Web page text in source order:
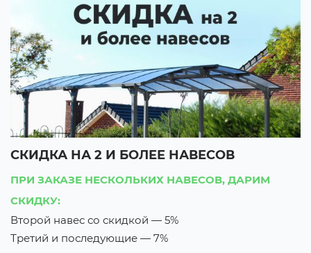
СКИДКА НА 2 И БОЛЕЕ НАВЕСОВ
ПРИ ЗАКАЗЕ НЕСКОЛЬКИХ НАВЕСОВ, ДАРИМ
СКИДКУ:
Второй навес со скидкой — 5%
Третий и последующие — 7%